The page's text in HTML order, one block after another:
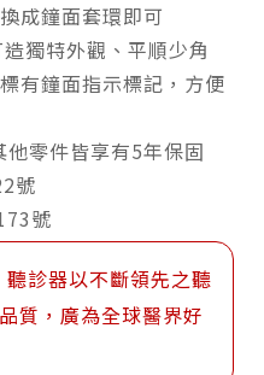
成鐘面套環即可
獨特外觀、平順少角
有鐘面指示標記，方便
零件皆享有5年保固
號
號
診器以不斷領先之聽
質，廣為全球醫界好